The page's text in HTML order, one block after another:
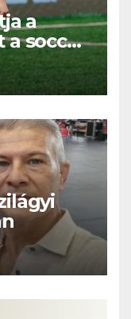
a
socca-